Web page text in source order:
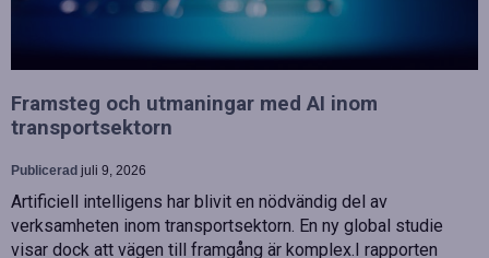
Framsteg och utmaningar med AI inom
transportsektorn
Publicerad juli 9, 2026
Artificiell intelligens har blivit en nödvändig del av
verksamheten inom transportsektorn. En ny global studie
visar dock att vägen till framgång är komplex.I rapporten